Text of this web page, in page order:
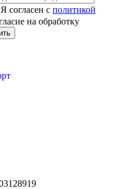
Я согласен с политикой
на обработку